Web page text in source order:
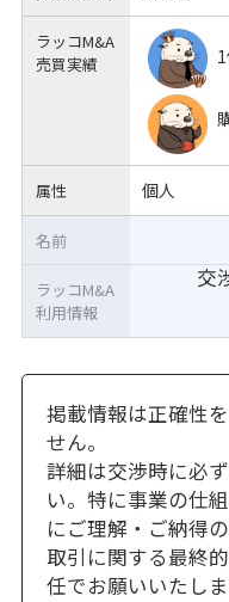
ラッコM&A
売買実績
属性 個人
交
名前
ラッコM&A
利用情報
掲載情報は正確性
せん。
詳細は交渉時に必
い。特に事業の仕
にご理解・ご納得
取引に関する最終
任でお願いいたしま